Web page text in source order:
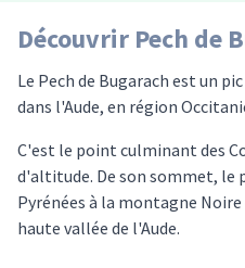
Découvrir Pech de
Le Pech de Bugarach est un
dans l'Aude, en région
C'est le point culminant des
d'altitude. De son sommet, le
Pyrénées à la montagne
haute vallée de l'Aude.